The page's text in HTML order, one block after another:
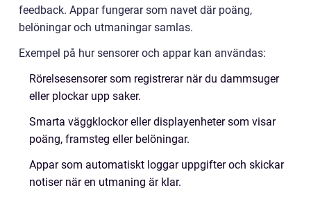
feedback. Appar fungerar som navet där poäng,
belöningar och utmaningar samlas.
Exempel på hur sensorer och appar kan användas:
Rörelsesensorer som registrerar när du dammsuger
eller plockar upp saker.
Smarta väggklockor eller displayenheter som visar
poäng, framsteg eller belöningar.
Appar som automatiskt loggar uppgifter och skickar
notiser när en utmaning är klar.